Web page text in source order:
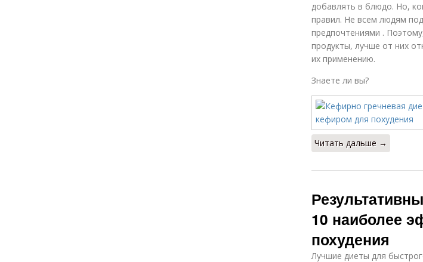
добавлять в блюдо. Но,
правил. Не всем людям
предпочтениями .
продукты, лучше от них
их применению.
Знаете ли вы?
Читать дальше →
10 наиболее
похудения
Лучшие диеты для